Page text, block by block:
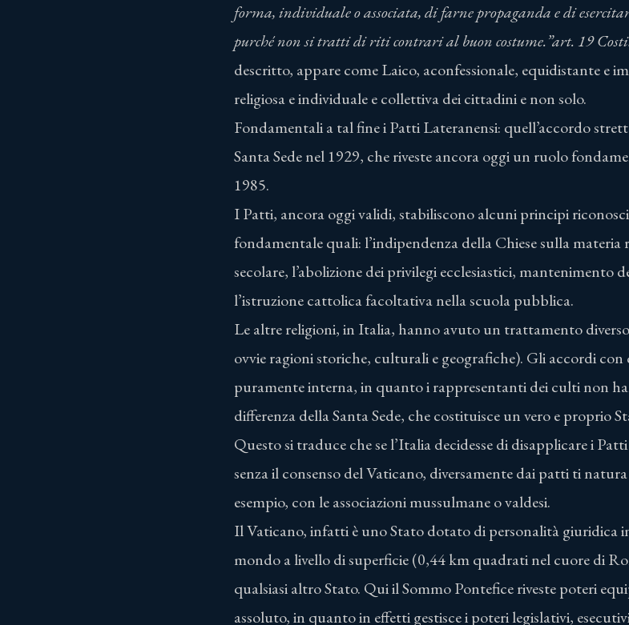
forma, individuale o associata, di farne propaganda e di
purché non si tratti di riti contrari al buon costume.”art. 19
descritto, appare come Laico, aconfessionale, equidistante e
religiosa e individuale e collettiva dei cittadini e non solo.
Fondamentali a tal fine i Patti Lateranensi: quell’accordo
Santa Sede nel 1929, che riveste ancora oggi un ruolo
1985.
I Patti, ancora oggi validi, stabiliscono alcuni principi
fondamentale quali: l’indipendenza della Chiese sulla materia
secolare, l’abolizione dei privilegi ecclesiastici, mantenimento
l’istruzione cattolica facoltativa nella scuola pubblica.
Le altre religioni, in Italia, hanno avuto un trattamento
ovvie ragioni storiche, culturali e geografiche). Gli accordi
puramente interna, in quanto i rappresentanti dei culti non
differenza della Santa Sede, che costituisce un vero e proprio
Questo si traduce che se l’Italia decidesse di disapplicare i
senza il consenso del Vaticano, diversamente dai patti ti
esempio, con le associazioni mussulmane o valdesi.
Il Vaticano, infatti è uno Stato dotato di personalità giuridica
mondo a livello di superficie (0,44 km quadrati nel cuore di
qualsiasi altro Stato. Qui il Sommo Pontefice riveste poteri
assoluto, in quanto in effetti gestisce i poteri legislativi,